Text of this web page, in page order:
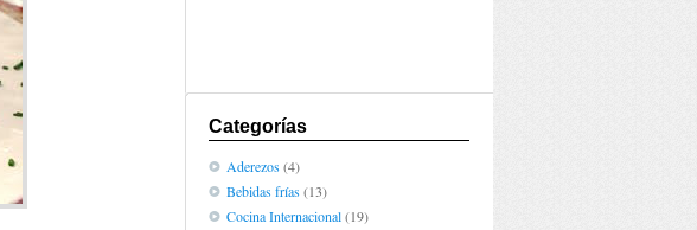
Categorías
Aderezos(4)
Bebidas frías(13)
Cocina Internacional(19)